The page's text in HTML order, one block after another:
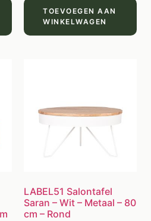
TOEVOEGEN AAN
WINKELWAGEN
LABEL51 Salontafel
Saran – Wit – Metaal – 80
cm – Rond